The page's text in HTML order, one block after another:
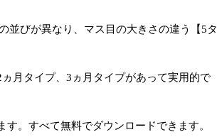
並びが異なり、マス目の大きさの違う【5タ
月タイプ、3ヵ月タイプがあって実用的で
す。すべて無料でダウンロードできます。